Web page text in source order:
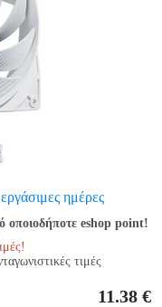
ημέρες
οποιοδήποτε eshop point!
τιμές
11.38 €